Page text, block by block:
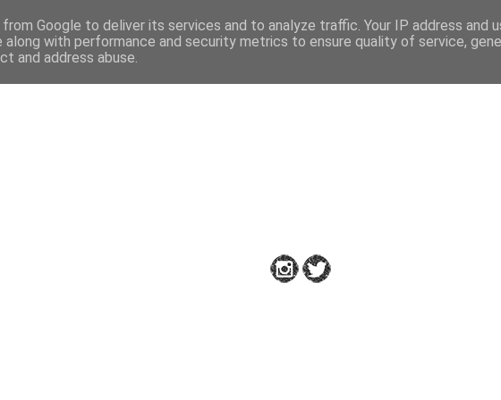
Google to deliver its services and to analyze traffic. Your IP address and
along with performance and security metrics to ensure quality of service,
and address abuse.